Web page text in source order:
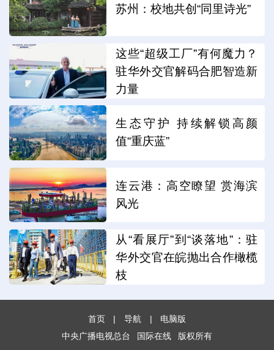
苏州：校地共创“同里诗光”
这些“超级工厂”有何魔力？
驻华外交官解码合肥智造新
力量
生态守护 持续解锁高颜
值“重庆蓝”
连云港：高空瞭望 赏海滨
风光
从“看展厅”到“谈落地”：驻
华外交官在皖抛出合作橄榄
枝
首页 | 导航 |
电脑版
中央广播电视总台
国际在线 版权所有